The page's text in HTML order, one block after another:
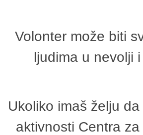
Volonter može biti
ljudima u nevolji
Ukoliko imaš želju
aktivnosti Centra